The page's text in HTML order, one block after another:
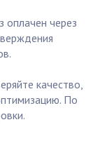
оплачен через
качество,
По